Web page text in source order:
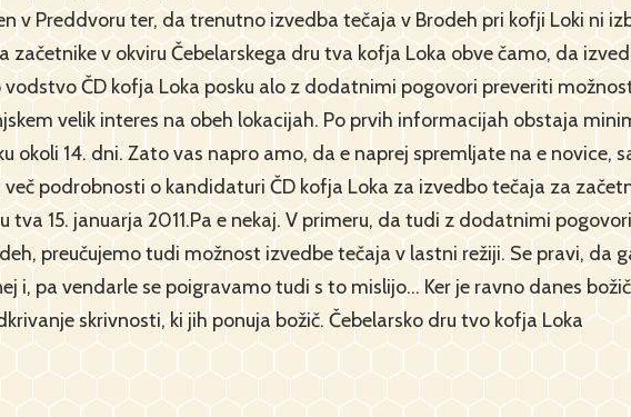
v Preddvoru ter, da trenutno izvedba tečaja v Brodeh pri kofji Loki ni
začetnike v okviru Čebelarskega dru tva kofja Loka obve čamo, da
ČD kofja Loka posku alo z dodatnimi pogovori preveriti
velik interes na obeh lokacijah. Po prvih informacijah obstaja
okoli 14. dni. Zato vas napro amo, da e naprej spremljate na e novice,
podrobnosti o kandidaturi ČD kofja Loka za izvedbo tečaja za
15. januarja 2011.Pa e nekaj. V primeru, da tudi z dodatnimi
preučujemo tudi možnost izvedbe tečaja v lastni režiji. Se pravi, da
i, pa vendarle se poigravamo tudi s to mislijo… Ker je ravno danes
skrivnosti, ki jih ponuja božič. Čebelarsko dru tvo kofja Loka